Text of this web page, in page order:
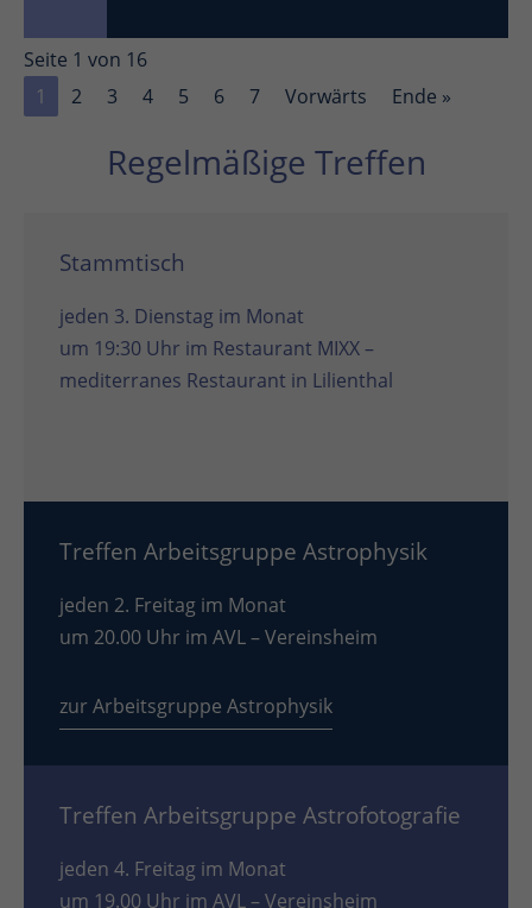
Seite 1 von 16
1
2 3 4 5 6 7 Vorwärts Ende »
Regelmäßige Treffen
Stammtisch
jeden 3. Dienstag im Monat
um 19:30 Uhr im Restaurant MIXX –
mediterranes Restaurant in Lilienthal
Treffen Arbeitsgruppe Astrophysik
jeden 2. Freitag im Monat
um 20.00 Uhr im AVL – Vereinsheim
zur Arbeitsgruppe Astrophysik
Treffen Arbeitsgruppe Astrofotografie
jeden 4. Freitag im Monat
um 19.00 Uhr im AVL – Vereinsheim